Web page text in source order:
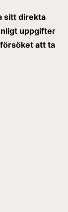
sitt direkta
uppgifter
att ta